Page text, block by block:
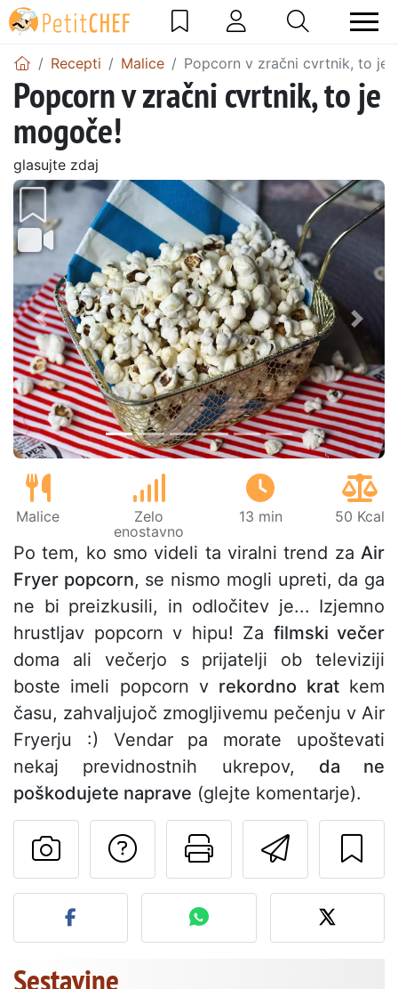
Recepti Malice Popcorn v zračni cvrtnik, to je
Popcorn v zračni cvrtnik, to je
mogoče!
glasujte zdaj
Prejšnji
Malice
Zelo
enostavno
13 min 50 Kcal
Po tem, ko smo videli ta viralni trend za Air
Fryer popcorn, se nismo mogli upreti, da ga
ne bi preizkusili, in odločitev je... Izjemno
hrustljav popcorn v hipu! Za filmski večer
doma ali večerjo s prijatelji ob televiziji
boste imeli popcorn v rekordno kratkem
času, zahvaljujoč zmogljivemu pečenju v Air
Fryerju :) Vendar pa morate upoštevati
nekaj previdnostnih ukrepov, da ne
poškodujete naprave (glejte komentarje).
Pošlji
Natisni to
Postavite
Objavite svojo fotografijo
Sestavine